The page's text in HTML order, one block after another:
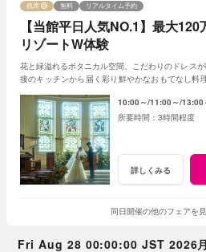
【当館平日人気NO.1】最大
リゾートW体験
残席 無料 リアルタイム予約
花と緑溢れるボタニカル空間、こだわりのドレス
接のキッチンから届く彩り鮮やかなおもてなし料
10:00～ 11:00～ 13:00
3時間程度
詳しくみる
同日開催の他のフェアを
Fri Aug 28 00:00:00 JST 2026